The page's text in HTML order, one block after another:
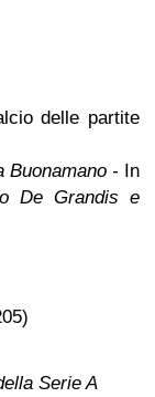
delle partite
Buonamano - In
De Grandis e
Serie A